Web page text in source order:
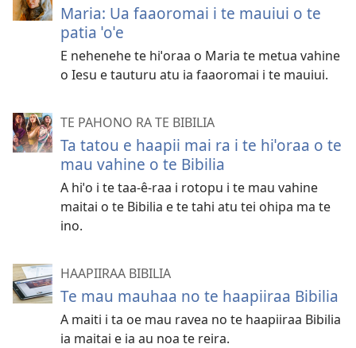
Maria: Ua faaoromai i te mauiui o te
patia ˈoˈe
E nehenehe te hiˈoraa o Maria te metua vahine
o Iesu e tauturu atu ia faaoromai i te mauiui.
TE PAHONO RA TE BIBILIA
Ta tatou e haapii mai ra i te hiˈoraa o te
mau vahine o te Bibilia
A hiˈo i te taa-ê-raa i rotopu i te mau vahine
maitai o te Bibilia e te tahi atu tei ohipa ma te
ino.
HAAPIIRAA BIBILIA
Te mau mauhaa no te haapiiraa Bibilia
A maiti i ta oe mau ravea no te haapiiraa Bibilia
ia maitai e ia au noa te reira.